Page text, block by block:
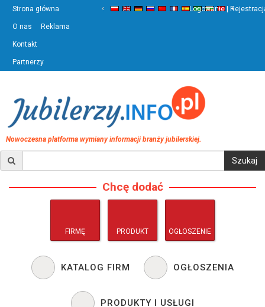
Strona główna
O nas Reklama
Kontakt
Partnerzy
‹ ›
Logowanie |
Nowoczesna platforma wymiany informacji branży jubilerskiej.
Chcę dodać
FIRMĘ PRODUKT OGŁOSZENIE
KATALOG FIRM OGŁOSZENIA
PRODUKTY I USŁUGI